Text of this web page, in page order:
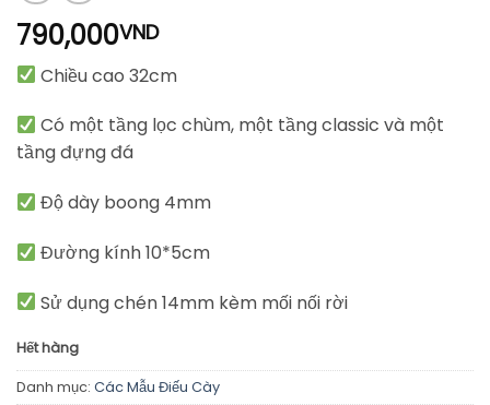
790,000VND
Chiều cao 32cm
Có một tầng lọc chùm, một tầng classic và một
tầng đựng đá
Độ dày boong 4mm
Đường kính 10*5cm
Sử dụng chén 14mm kèm mối nối rời
Hết hàng
Danh mục: Các Mẫu Điếu Cày